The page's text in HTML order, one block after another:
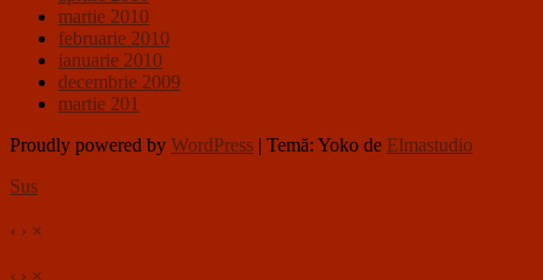
martie 2010
februarie 2010
ianuarie 2010
decembrie 2009
martie 201
Proudly powered by WordPress | Temă: Yoko de Elmastudio
Sus
‹ › ×
‹ › ×